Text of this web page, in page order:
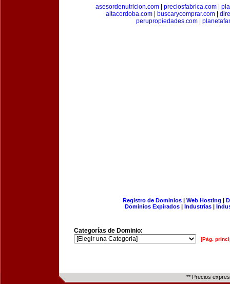
asesordenutricion.com
preciosfabrica.com
altacordoba.com
buscarycomprar.com
perupropiedades.com
Registro de Dominios| Web Hosting |
Dominios Expirados | Industrias |
Categorías de Dominio:
[Pág.
** Precios